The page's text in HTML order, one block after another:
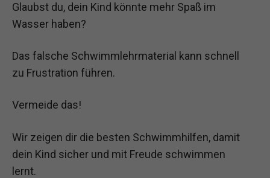
Glaubst du, dein Kind könnte mehr Spaß im
Wasser haben?
Das falsche Schwimmlehrmaterial kann schnell
zu Frustration führen.
Vermeide das!
Wir zeigen dir die besten Schwimmhilfen, damit
dein Kind sicher und mit Freude schwimmen
lernt.